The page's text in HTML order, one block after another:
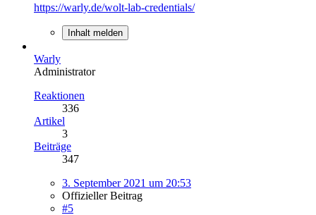
https://warly.de/wolt-lab-credentials/
Inhalt melden
Warly
Administrator
Reaktionen
336
Artikel
3
Beiträge
347
3. September 2021 um 20:53
Offizieller Beitrag
#5